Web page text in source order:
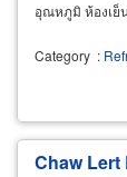
อุณหภูมิ ห้องเย็
Category :
Chaw Lert